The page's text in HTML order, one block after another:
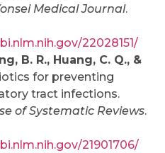
Medical Journal.
22028151/
B. R., Huang, C. Q., &
for preventing
tract infections.
of Systematic Reviews.
21901706/